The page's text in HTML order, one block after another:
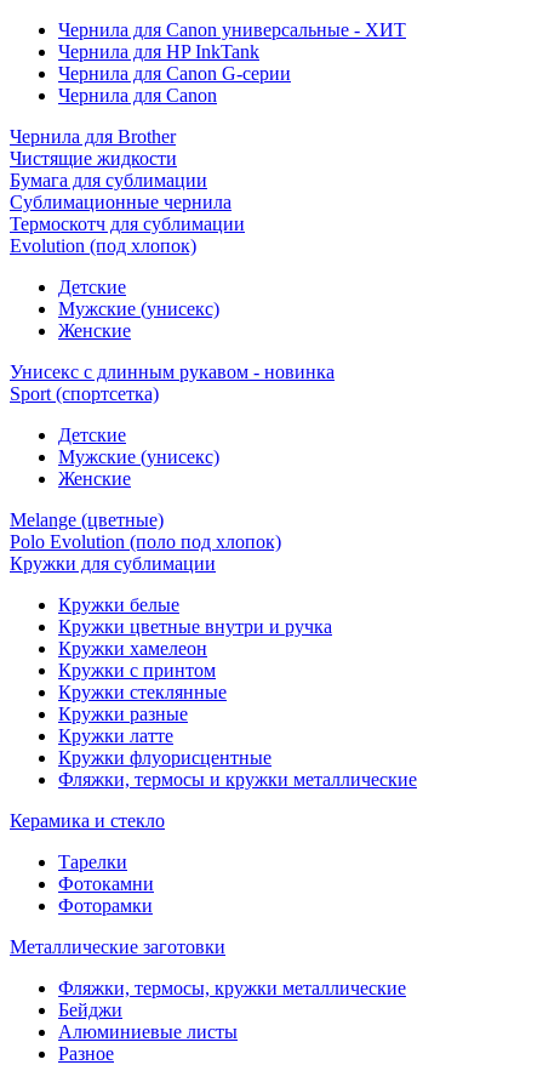
Чернила для Canon универсальные - ХИТ
Чернила для HP InkTank
Чернила для Canon G-серии
Чернила для Canon
Чернила для Brother
Чистящие жидкости
Бумага для сублимации
Сублимационные чернила
Термоскотч для сублимации
Evolution (под хлопок)
Детские
Мужские (унисекс)
Женские
Унисекс с длинным рукавом - новинка
Sport (спортсетка)
Детские
Мужские (унисекс)
Женские
Melange (цветные)
Polo Evolution (поло под хлопок)
Кружки для сублимации
Кружки белые
Кружки цветные внутри и ручка
Кружки хамелеон
Кружки c принтом
Кружки стеклянные
Кружки разные
Кружки латте
Кружки флуорисцентные
Фляжки, термосы и кружки металлические
Керамика и стекло
Тарелки
Фотокамни
Фоторамки
Металлические заготовки
Фляжки, термосы, кружки металлические
Бейджи
Алюминиевые листы
Разное